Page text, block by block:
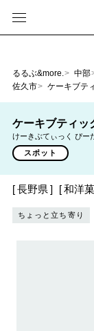
るるぶ&more. 中部
佐久市
ケーキブテ
ケーキブティッ
けーきぶてぃっく ぴー
スポット
長野県 和洋
ちょっと立ち寄り